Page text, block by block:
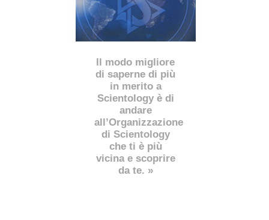
Il modo migliore
di saperne di più
in merito a
Scientology è di
andare
all’Organizzazione
di Scientology
che ti è più
vicina e scoprire
da te. »